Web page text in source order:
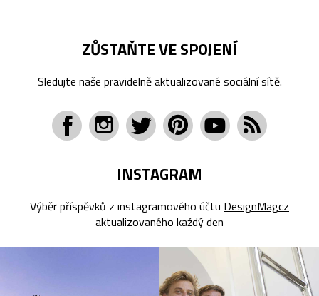
ZŮSTAŇTE VE SPOJENÍ
Sledujte naše pravidelně aktualizované sociální sítě.
INSTAGRAM
Výběr příspěvků z instagramového účtu DesignMagcz
aktualizovaného každý den